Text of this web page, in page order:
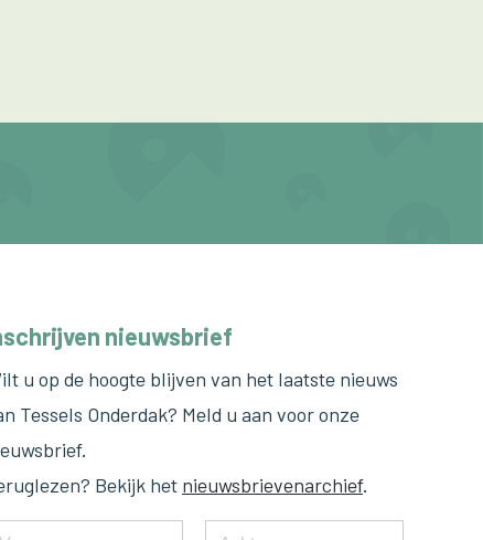
nieuwsbrief
u op de hoogte blijven van het laatste nieuws
Tessels Onderdak? Meld u aan voor onze
Bekijk het nieuwsbrievenarchief.